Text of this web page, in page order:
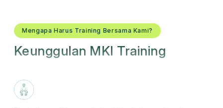
Mengapa Harus Training Bersama Kami?
Keunggulan MKI Training